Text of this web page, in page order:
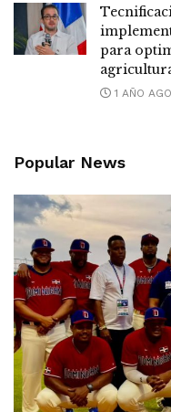
para
1 AÑO AGO
Popular News